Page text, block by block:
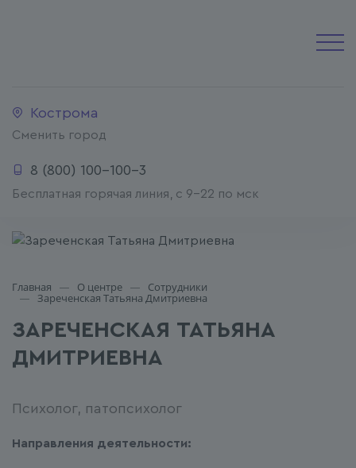
Кострома
Сменить город
8 (800) 100-100-3
Бесплатная горячая линия, с 9-22 по мск
Главная О центре Сотрудники
Зареченская Татьяна Дмитриевна
ЗАРЕЧЕНСКАЯ ТАТЬЯНА
ДМИТРИЕВНА
Психолог, патопсихолог
Направления деятельности: